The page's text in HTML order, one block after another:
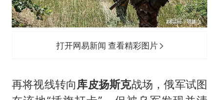
打开网易新闻 查看精彩图片
再将视线转向库皮扬斯克战场，俄军试图